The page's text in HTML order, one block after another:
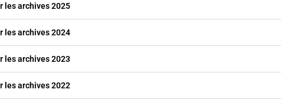
les archives 2025
les archives 2024
les archives 2023
les archives 2022